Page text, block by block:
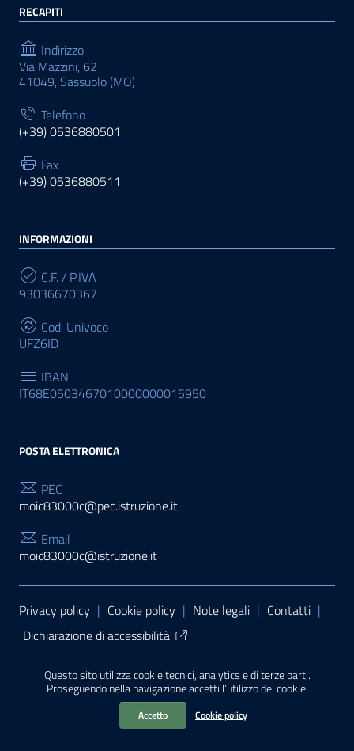
Questo sito utilizza cookie tecnici, analytics e di terze parti.
Proseguendo nella navigazione accetti l’utilizzo dei cookie.
Accetto Cookie policy
RECAPITI
Indirizzo
Via Mazzini, 62
41049, Sassuolo (MO)
Telefono
(+39) 0536880501
Fax
(+39) 0536880511
INFORMAZIONI
C.F. / P.IVA
93036670367
Cod. Univoco
UFZ6ID
IBAN
IT68E0503467010000000015950
POSTA ELETTRONICA
PEC
moic83000c@pec.istruzione.it
Email
moic83000c@istruzione.it
Sezione Link Utili
Privacy policy | Cookie policy | Note legali | Contatti |
Dichiarazione di accessibilità
PA di AgID
| Realizzato con WordPress
da